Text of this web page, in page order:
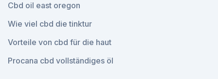
Cbd oil east oregon
Wie viel cbd die tinktur
Vorteile von cbd für die haut
Procana cbd vollständiges öl